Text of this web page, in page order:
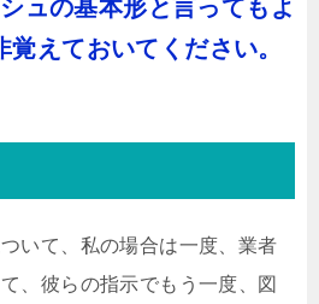
ュの基本形と言ってもよ
えておいてください。
いて、私の場合は一度、業者
、彼らの指示でもう一度、図